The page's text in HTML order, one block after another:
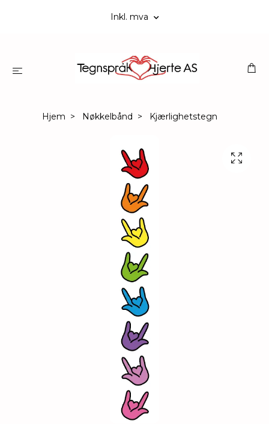
Inkl. mva
Hjem Nøkkelbånd Kjærlighetstegn